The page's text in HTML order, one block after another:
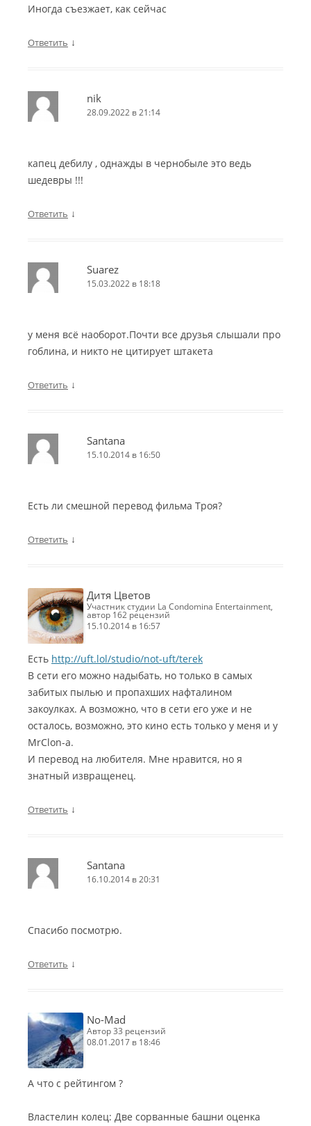
Иногда съезжает, как сейчас
Ответить ↓
nik
28.09.2022 в 21:14
капец дебилу , однажды в чернобыле это ведь
шедевры !!!
Ответить ↓
Suarez
15.03.2022 в 18:18
у меня всё наоборот.Почти все друзья слышали про
гоблина, и никто не цитирует штакета
Ответить ↓
Santana
15.10.2014 в 16:50
Есть ли смешной перевод фильма Троя?
Ответить ↓
Дитя Цветов
участник студии La Condomina Entertainment,
автор 162 рецензий
15.10.2014 в 16:57
Есть http://uft.lol/studio/not-uft/terek
В сети его можно надыбать, но только в самых
забитых пылью и пропахших нафталином
закоулках. А возможно, что в сети его уже и не
осталось, возможно, это кино есть только у меня и у
MrClon-а.
И перевод на любителя. Мне нравится, но я
знатный извращенец.
Ответить ↓
Santana
16.10.2014 в 20:31
Спасибо посмотрю.
Ответить ↓
No-Mad
автор 33 рецензий
08.01.2017 в 18:46
А что с рейтингом ?
Властелин колец: Две сорванные башни оценка